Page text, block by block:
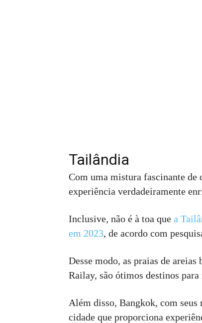
Tailândia
Com uma mistura fascinante de
experiência verdadeiramente
Inclusive, não é à toa que a
em 2023, de acordo com
Desse modo, as praias de
Railay, são ótimos destinos
Além disso, Bangkok, com seus
cidade que proporciona